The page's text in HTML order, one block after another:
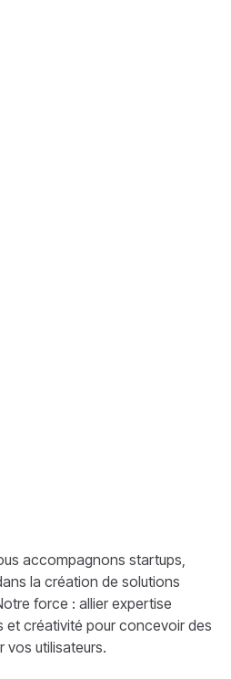
accompagnons startups,
la création de solutions
force : allier expertise
et créativité pour concevoir des
vos utilisateurs.